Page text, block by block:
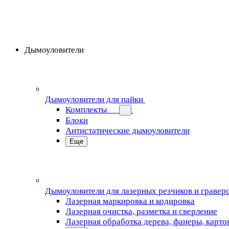
Дымоуловители
Дымоуловители для пайки
Комплекты
Блоки
Антистатические дымоуловители
Еще
Дымоуловители для лазерных резчиков и
Лазерная маркировка и кодировка
Лазерная очистка, разметка и сверление
Лазерная обработка дерева, фанеры,